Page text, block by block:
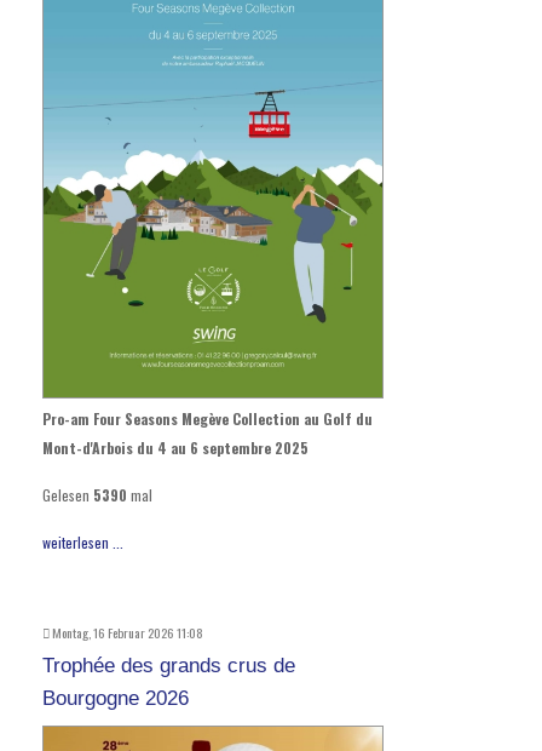
Pro-am Four Seasons Megève Collection au Golf du
Mont-d'Arbois du 4 au 6 septembre 2025
Gelesen 5390 mal
weiterlesen ...
Montag, 16 Februar 2026 11:08
Trophée des grands crus de
Bourgogne 2026